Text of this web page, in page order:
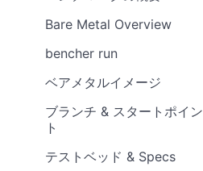
Bare Metal Overview
bencher run
ベアメタルイメージ
ブランチ & スタートポイン
ト
テストベッド & Specs